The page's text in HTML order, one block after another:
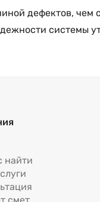
дефектов, чем
системы
найти